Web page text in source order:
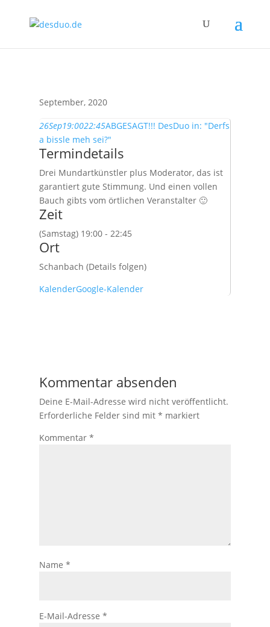
September, 2020
26Sep19:0022:45ABGESAGT!!! DesDuo in: "Derfs
a bissle meh sei?"
Termindetails
Drei Mundartkünstler plus Moderator, das ist
garantiert gute Stimmung. Und einen vollen
Bauch gibts vom örtlichen Veranstalter 🙂
Zeit
(Samstag) 19:00 - 22:45
Ort
Schanbach (Details folgen)
KalenderGoogle-Kalender
Kommentar absenden
Deine E-Mail-Adresse wird nicht veröffentlicht.
Erforderliche Felder sind mit * markiert
Kommentar *
Name *
E-Mail-Adresse *